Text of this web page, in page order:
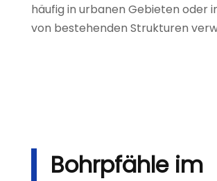
häufig in urbanen Gebieten oder
von bestehenden Strukturen
Bohrpfähle im